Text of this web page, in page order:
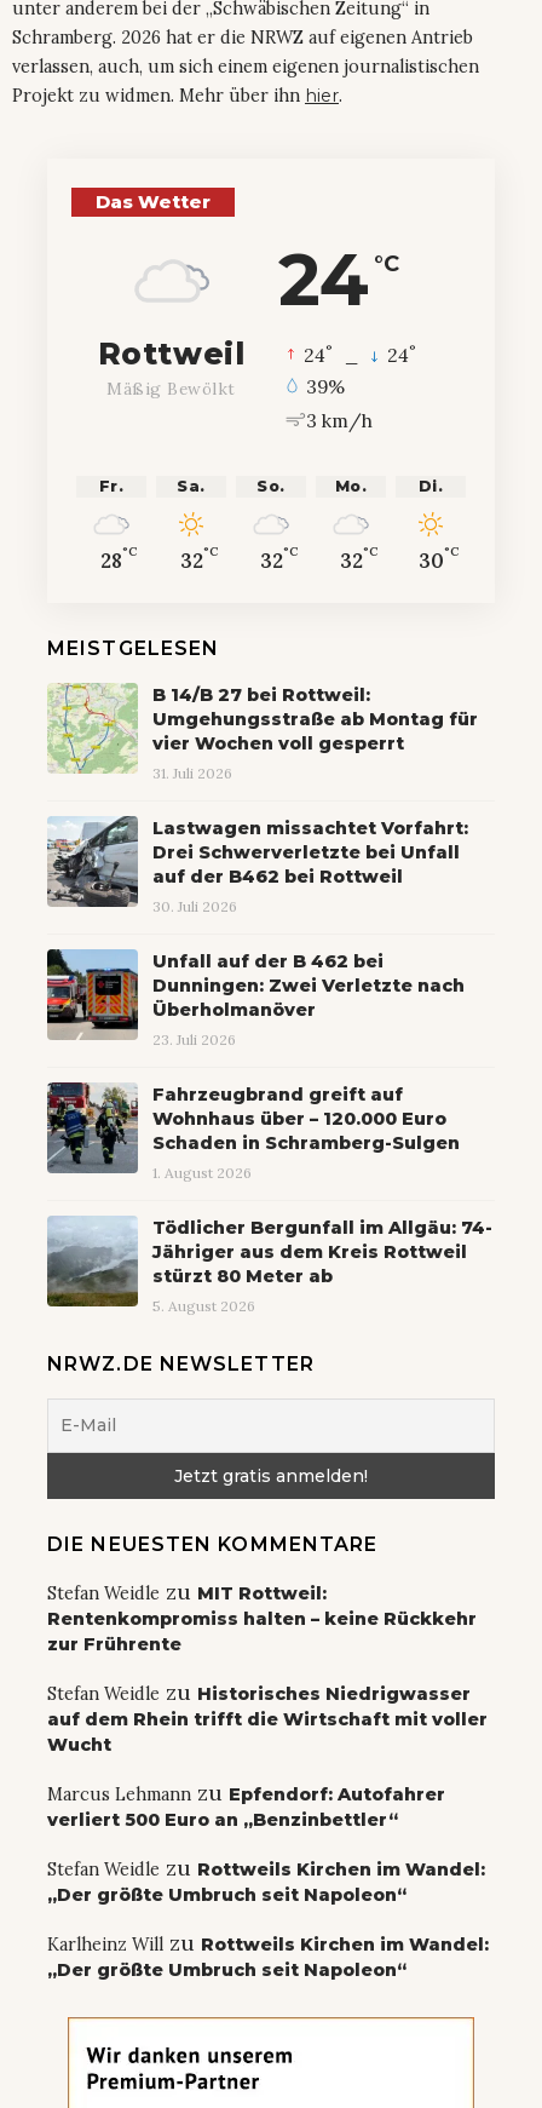
unter anderem bei der „Schwäbischen Zeitung“ in
Schramberg. 2026 hat er die NRWZ auf eigenen Antrieb
verlassen, auch, um sich einem eigenen journalistischen
Projekt zu widmen. Mehr über ihn hier.
Das Wetter
24 °C
Rottweil
Mäßig Bewölkt
24° 24°
39%
3 km/h
Fr.
28°C
Sa.
32°C
So.
32°C
Mo.
32°C
Di.
30°C
MEISTGELESEN
B 14/B 27 bei Rottweil:
Umgehungsstraße ab Montag für
vier Wochen voll gesperrt
31. Juli 2026
Lastwagen missachtet Vorfahrt:
Drei Schwerverletzte bei Unfall
auf der B462 bei Rottweil
30. Juli 2026
Unfall auf der B 462 bei
Dunningen: Zwei Verletzte nach
Überholmanöver
23. Juli 2026
Fahrzeugbrand greift auf
Wohnhaus über – 120.000 Euro
Schaden in Schramberg-Sulgen
1. August 2026
Tödlicher Bergunfall im Allgäu: 74-
Jähriger aus dem Kreis Rottweil
stürzt 80 Meter ab
5. August 2026
NRWZ.DE NEWSLETTER
DIE NEUESTEN KOMMENTARE
Stefan Weidle zu MIT Rottweil:
Rentenkompromiss halten – keine Rückkehr
zur Frührente
Stefan Weidle zu Historisches Niedrigwasser
auf dem Rhein trifft die Wirtschaft mit voller
Wucht
Marcus Lehmann zu Epfendorf: Autofahrer
verliert 500 Euro an „Benzinbettler“
Stefan Weidle zu Rottweils Kirchen im Wandel:
„Der größte Umbruch seit Napoleon“
Karlheinz Will zu Rottweils Kirchen im Wandel:
„Der größte Umbruch seit Napoleon“